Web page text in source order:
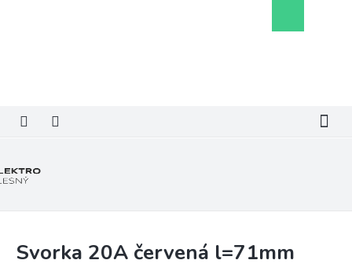
košík
Svorka 20A červená l=71mm